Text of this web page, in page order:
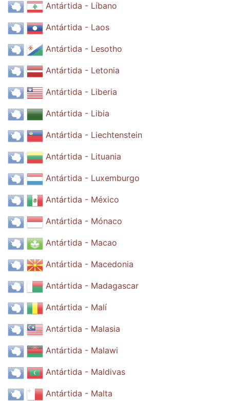
Antártida - Líbano
Antártida - Laos
Antártida - Lesotho
Antártida - Letonia
Antártida - Liberia
Antártida - Libia
Antártida - Liechtenstein
Antártida - Lituania
Antártida - Luxemburgo
Antártida - México
Antártida - Mónaco
Antártida - Macao
Antártida - Macedonia
Antártida - Madagascar
Antártida - Malí
Antártida - Malasia
Antártida - Malawi
Antártida - Maldivas
Antártida - Malta